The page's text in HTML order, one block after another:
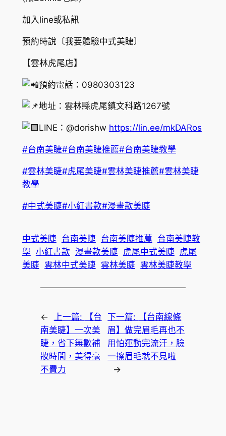
加入line或私訊
預約時說〔我要體驗中式美睫〕
【雲林虎尾店】
預約電話：0980303123
地址：雲林縣虎尾鎮文科路1267號
LINE：@dorishw https://lin.ee/mkDARos
#台南美睫#台南美睫推薦#台南美睫教學
#雲林美睫#虎尾美睫#雲林美睫推薦#雲林美睫
教學
#中式美睫#小紅書款#漫畫款美睫
中式美睫 台南美睫 台南美睫推薦 台南美睫教
學 小紅書款 漫畫款美睫 虎尾中式美睫 虎尾
美睫 雲林中式美睫 雲林美睫 雲林美睫教學
← 上一篇:
【台
南美睫】一次美
睫，省下無數補
妝時間，美得毫
不費力
下一篇:
【台南線條
眉】做完眉毛再也不
用怕運動完流汗，臉
一擦眉毛就不見啦
→